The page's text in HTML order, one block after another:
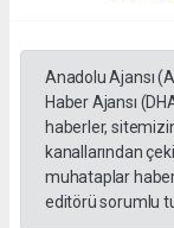
Anadolu Ajansı
Haber Ajansı
haberler,
kanallarından
muhataplar
editörü sorumlu